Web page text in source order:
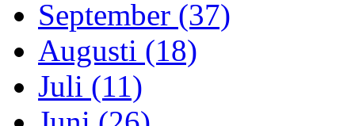
September (37)
Augusti (18)
Juli (11)